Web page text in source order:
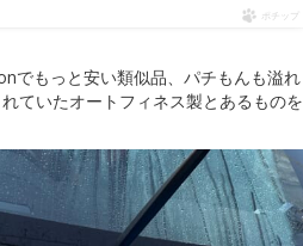
ポチップ
でもっと安い類似品、パチもんも溢れ
ていたオートフィネス製とあるものを